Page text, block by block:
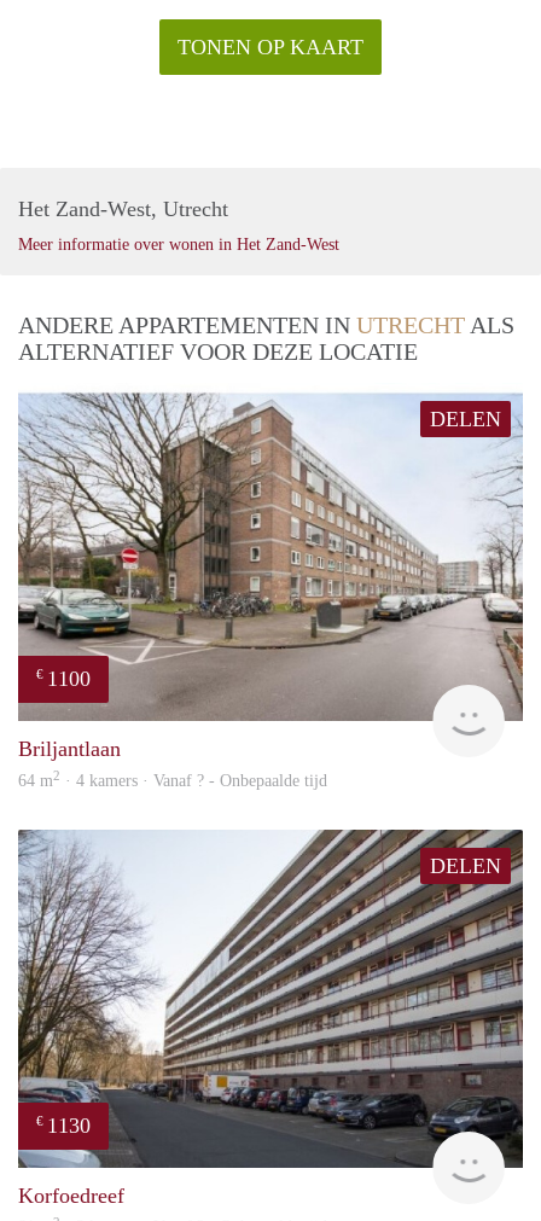
TONEN OP KAART
Het Zand-West, Utrecht
Meer informatie over wonen in Het Zand-West
ANDERE APPARTEMENTEN IN UTRECHT ALS
ALTERNATIEF VOOR DEZE LOCATIE
DELEN
€ 1100
Briljantlaan
64 m2 · 4 kamers · Vanaf ? - Onbepaalde tijd
DELEN
€ 1130
Korfoedreef